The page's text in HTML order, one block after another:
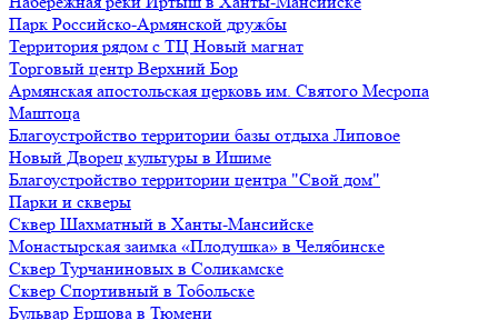
Парк Российско-Армянской дружбы
Территория рядом с ТЦ Новый магнат
Торговый центр Верхний Бор
Армянская апостольская церковь им. Святого Месропа
Маштоца
Благоустройство территории базы отдыха Липовое
Нoвый Двoрeц культуры в Ишимe
Благоустройство территории центра "Свой дом"
Парки и скверы
Сквер Шахматный в Ханты-Мансийске
Монастырская заимка «Плодушка» в Челябинске
Сквер Турчаниновых в Соликамске
Сквер Спортивный в Тобольске
Бульвар Ершова в Тюмени